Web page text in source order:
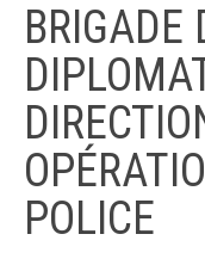
BRIGADE
POLICE